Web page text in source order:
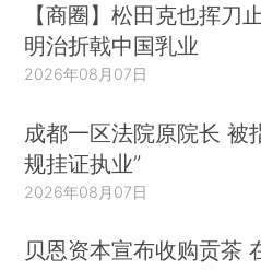
【商圈】松田克也挥刀
明治折戟中国乳业
2026年08月07日
成都一区法院原院长 被
规挂证执业”
2026年08月07日
贝恩资本宣布收购贡茶